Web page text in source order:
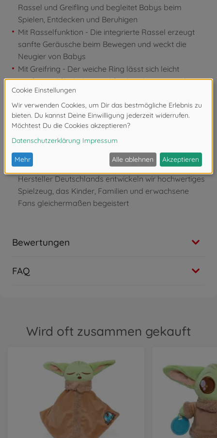
Rassel und Greifling und begleitet Babys beim
Spielen, Entdecken und Beruhigen
Mit Rasselfunktion - Die integrierte Rassel erzeugt
sanfte Geräusche beim Bewegen und weckt die
Neugier von Babys
Mit Greifring - Der weiche Ring lässt sich leicht
greifen und festhalten und fördert die motorischen
Fähigkeiten schon ab den ersten Monaten
Weiches Material - Der flauschige Stoff sorgt für ein
angenehmes Gefühl beim Greifen und Kuscheln und
macht die Rassel zu einem sanften Begleiter im
Alltag
Simba Toys – Elefantenstarker Spielspaß für Klein
und Groß – Als einer der größten Spielzeug-
Hersteller Deutschlands entwickeln wir hochwertiges
Spielzeug, das Kinder, Familien und erwachsene
Fans gleichermaßen begeistert
Bewertungen
FAQ
Wird oft zusammen gekauft